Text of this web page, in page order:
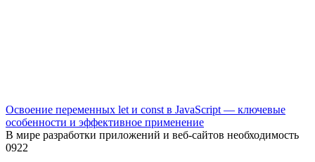
Освоение переменных let и const в JavaScript — ключевые
особенности и эффективное применение
В мире разработки приложений и веб-сайтов необходимость
0922